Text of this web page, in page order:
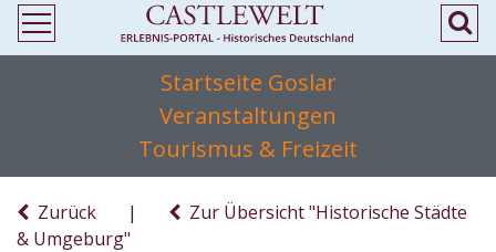
Startseite Goslar
Veranstaltungen
Tourismus & Freizeit
Zurück |
Zur Übersicht "Historische Städte
& Umgeburg"